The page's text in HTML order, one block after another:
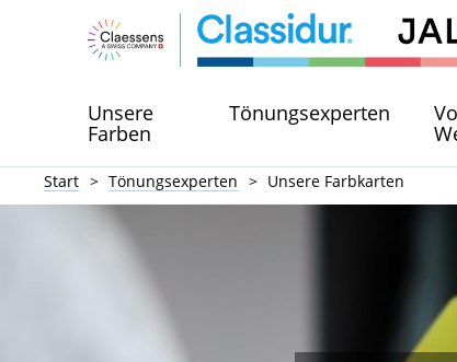
Unsere
Farben
Tönungsexperten
Start Tönungsexperten Unsere Farbkarten